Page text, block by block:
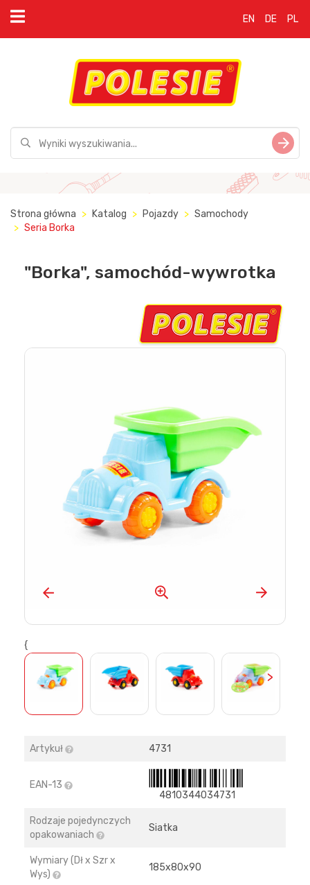
EN DE PL
Strona główna Katalog Pojazdy
Samochody
Seria Borka
"Borka", samochód-wywrotka
{
>
Artykuł 4731
EAN-13
4810344034731
Rodzaje pojedynczych
opakowaniach
Siatka
Wymiary (Dł x Szr x
Wys)
185х80х90